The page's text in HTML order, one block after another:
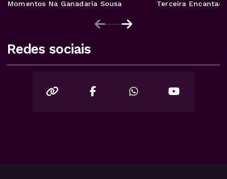
Momentos Na Ganadaria Sousa Terceira Encantada
Redes sociais